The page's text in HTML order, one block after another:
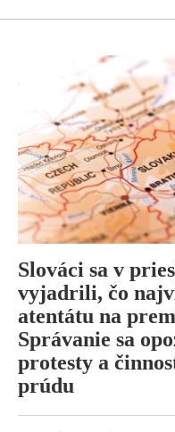
Slováci sa v
vyjadrili, čo
atentátu na
Správanie sa
protesty a
prúdu